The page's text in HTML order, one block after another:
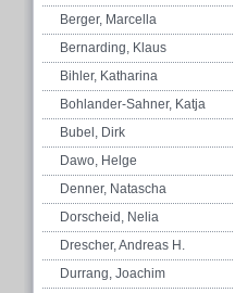
Berger, Marcella
Bernarding, Klaus
Bihler, Katharina
Bohlander-Sahner, Katja
Bubel, Dirk
Dawo, Helge
Denner, Natascha
Dorscheid, Nelia
Drescher, Andreas H.
Durrang, Joachim